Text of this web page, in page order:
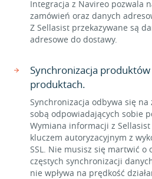
Integracja z Navireo pozwala
zamówień oraz danych
Z Sellasist przekazywane są
adresowe do dostawy.
Synchronizacja
produktach.
Synchronizacja odbywa się na
sobą odpowiadających sobie
Wymiana informacji z
kluczem autoryzacyjnym z
SSL. Nie musisz się martwić o
częstych synchronizacji
nie wpływa na prędkość